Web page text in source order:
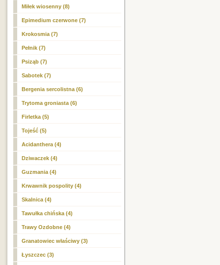
Miłek wiosenny (8)
Epimedium czerwone (7)
Krokosmia (7)
Pełnik (7)
Psiząb (7)
Sabotek (7)
Bergenia sercolistna (6)
Trytoma groniasta (6)
Firletka (5)
Tojeść (5)
Acidanthera (4)
Dziwaczek (4)
Guzmania (4)
Krwawnik pospolity (4)
Skalnica (4)
Tawułka chińska (4)
Trawy Ozdobne (4)
Granatowiec właściwy (3)
Łyszczec (3)